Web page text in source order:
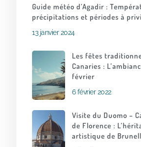
Guide météo d’Agadir :
précipitations et périodes à
13 janvier 2024
Les fêtes
Canaries :
février
6 février 2022
Visite du Duomo –
de Florence :
artistique de